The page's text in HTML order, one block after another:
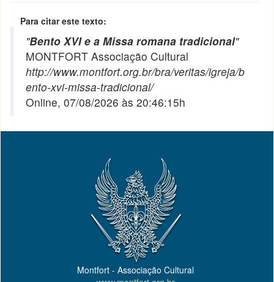
Para citar este texto:
"Bento XVI e a Missa romana tradicional"
MONTFORT Associação Cultural
http://www.montfort.org.br/bra/veritas/igreja/b
ento-xvi-missa-tradicional/
Online, 07/08/2026 às 20:46:15h
Montfort - Associação Cultural